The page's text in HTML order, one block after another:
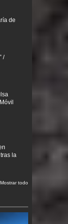
de
/
la
Mostrar todo